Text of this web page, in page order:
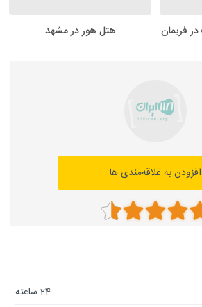
فریمان هتل هور در مشهد
افزودن به علاقه‌مندی ها
24 ساعته